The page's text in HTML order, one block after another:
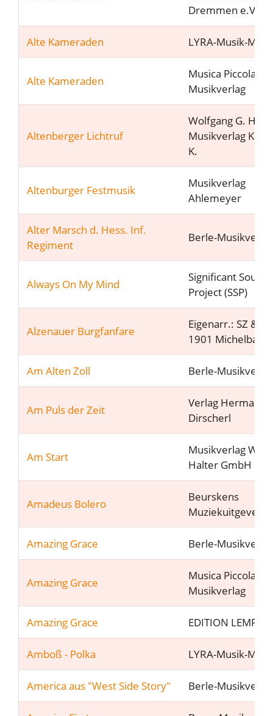
Dremmen e.V.
Alte Kameraden LYRA-Musik-
Alte Kameraden
Musica Piccola
Musikverlag
Altenberger Lichtruf
Wolfgang G.
Musikverlag Köln
K.
Altenburger Festmusik
Musikverlag
Ahlemeyer
Alter Marsch d. Hess. Inf.
Regiment
Berle-
Always On My Mind
Significant Sound
Project (SSP)
Alzenauer Burgfanfare
Eigenarr.: SZ &
1901 Michelbach
Am Alten Zoll Berle-
Am Puls der Zeit
Verlag Hermann
Dirscherl
Am Start
Musikverlag
Halter GmbH
Amadeus Bolero
Beurskens
Muziekuitgeveij
Amazing Grace Berle-
Amazing Grace
Musica Piccola
Musikverlag
Amazing Grace EDITION
Amboß - Polka LYRA-Musik-
America aus "West Side Story" Berle-